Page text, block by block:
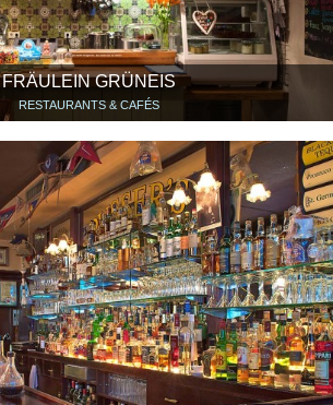
FRÄULEIN GRÜNEIS
RESTAURANTS & CAFÉS